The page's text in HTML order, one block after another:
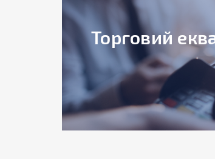
Торговий